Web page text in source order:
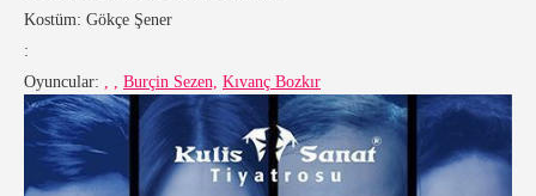
Kostüm: Gökçe Şener
:
Oyuncular: , , Burçin Sezen, Kıvanç Bozkır